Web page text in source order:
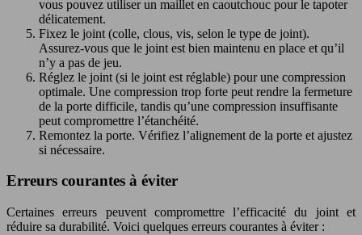
vous pouvez utiliser un maillet en caoutchouc pour le tapoter
délicatement.
Fixez le joint (colle, clous, vis, selon le type de joint).
Assurez-vous que le joint est bien maintenu en place et qu’il
n’y a pas de jeu.
Réglez le joint (si le joint est réglable) pour une compression
optimale. Une compression trop forte peut rendre la fermeture
de la porte difficile, tandis qu’une compression insuffisante
peut compromettre l’étanchéité.
Remontez la porte. Vérifiez l’alignement de la porte et ajustez
si nécessaire.
Erreurs courantes à éviter
Certaines erreurs peuvent compromettre l’efficacité du joint et
réduire sa durabilité. Voici quelques erreurs courantes à éviter :